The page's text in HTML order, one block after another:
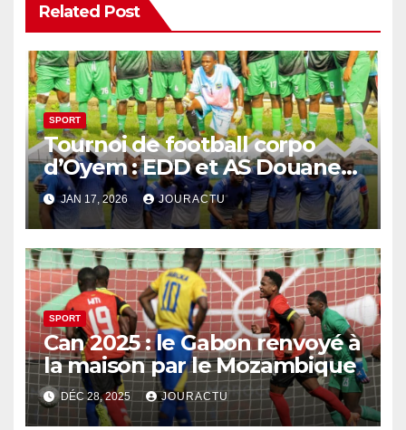
Related Post
SPORT
Tournoi de football corpo
d’Oyem : EDD et AS Douanes
en finale
JAN 17, 2026 JOURACTU
SPORT
Can 2025 : le Gabon renvoyé à
la maison par le Mozambique
DÉC 28, 2025 JOURACTU